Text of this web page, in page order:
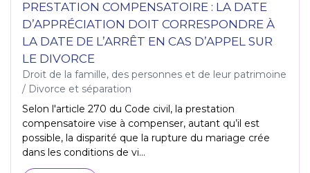
PRESTATION COMPENSATOIRE : LA DATE
D’APPRÉCIATION DOIT CORRESPONDRE À
LA DATE DE L’ARRÊT EN CAS D’APPEL SUR
LE DIVORCE
Droit de la famille, des personnes et de leur patrimoine
/ Divorce et séparation
Selon l'article 270 du Code civil, la prestation
compensatoire vise à compenser, autant qu’il est
possible, la disparité que la rupture du mariage crée
dans les conditions de vi...